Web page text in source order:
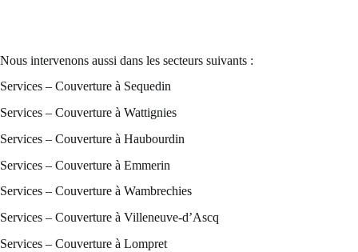
Nous intervenons aussi dans les secteurs suivants :
Services – Couverture à Sequedin
Services – Couverture à Wattignies
Services – Couverture à Haubourdin
Services – Couverture à Emmerin
Services – Couverture à Wambrechies
Services – Couverture à Villeneuve-d’Ascq
Services – Couverture à Lompret